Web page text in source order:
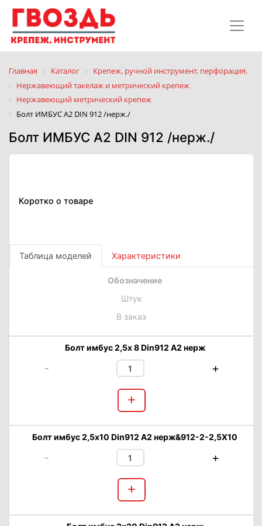
Главная Каталог
Крепеж, ручной инструмент, перфорация.
Нержавеющий такелаж и метрический крепеж
Нержавеющий метрический крепеж
Болт ИМБУС А2 DIN 912 /нерж./
Болт ИМБУС А2 DIN 912 /нерж./
Коротко о товаре
Таблица моделей Характеристики
Обозначение
Штук
В заказ
Болт имбус 2,5х 8 Din912 А2 нерж
- +
+
Болт имбус 2,5х10 Din912 А2 нерж&912-2-2,5X10
- +
+